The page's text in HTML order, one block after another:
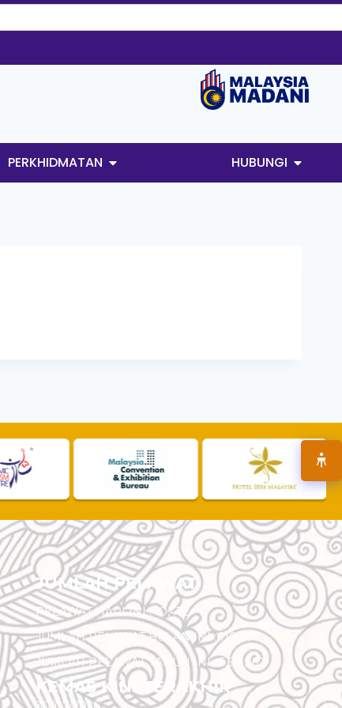
PERKHIDMATAN HUBUNGI
JUMLAH PELAWAT
PELAWAT HARI INI : 10,472
JUMLAH PELAWAT BULAN INI : 110,977
JUMLAH PELAWAT TAHUN INI : 5,513,562
KEMAS KINI TERAKHIR